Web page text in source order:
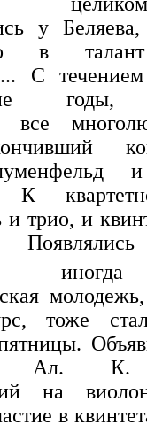
у
в
С
годы,
все
К
и трио, и
иногда
тоже
Ал. К.
на
в